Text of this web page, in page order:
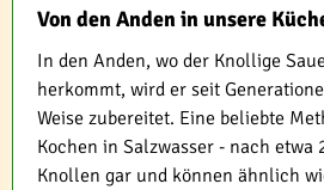
Von den Anden in unsere
In den Anden, wo der Knollige
herkommt, wird er seit
Weise zubereitet. Eine beliebte
Kochen in Salzwasser - nach
Knollen gar und können ähnlich